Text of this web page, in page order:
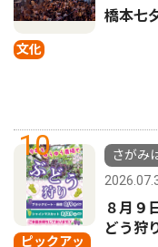
文化
橋本七
10
ピックアッ
さがみ
８月９
どう狩